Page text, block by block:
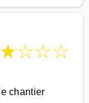
★☆☆☆
chantier